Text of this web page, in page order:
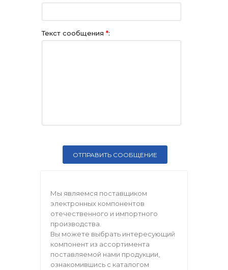
Текст сообщения *:
Мы являемся поставщиком
электронных компонентов
отечественного и импортного
производства.
Вы можете выбрать интересующий
компонент из ассортимента
поставляемой нами продукции,
ознакомившись с каталогом